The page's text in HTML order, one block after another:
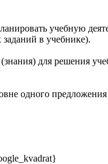
учебную
в учебнике).
для решения
одного предложения